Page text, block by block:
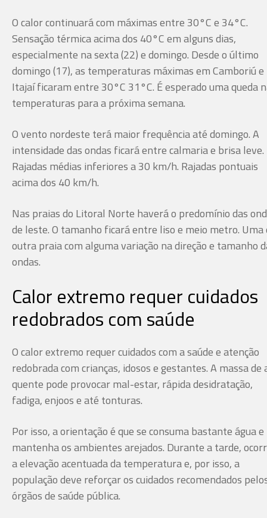
O calor continuará com máximas entre 30°C e 34°C.
Sensação térmica acima dos 40°C em alguns dias,
especialmente na sexta (22) e domingo. Desde o último
domingo (17), as temperaturas máximas em Camboriú e
Itajaí ficaram entre 30°C 31°C. É esperado uma queda
temperaturas para a próxima semana.
O vento nordeste terá maior frequência até domingo. A
intensidade das ondas ficará entre calmaria e brisa leve.
Rajadas médias inferiores a 30 km/h. Rajadas pontuais
acima dos 40 km/h.
Nas praias do Litoral Norte haverá o predomínio das
de leste. O tamanho ficará entre liso e meio metro. Uma
outra praia com alguma variação na direção e tamanho
ondas.
Calor extremo requer cuidados
redobrados com saúde
O calor extremo requer cuidados com a saúde e atenção
redobrada com crianças, idosos e gestantes. A massa de
quente pode provocar mal-estar, rápida desidratação,
fadiga, enjoos e até tonturas.
Por isso, a orientação é que se consuma bastante água e
mantenha os ambientes arejados. Durante a tarde,
a elevação acentuada da temperatura e, por isso, a
população deve reforçar os cuidados recomendados
órgãos de saúde pública.